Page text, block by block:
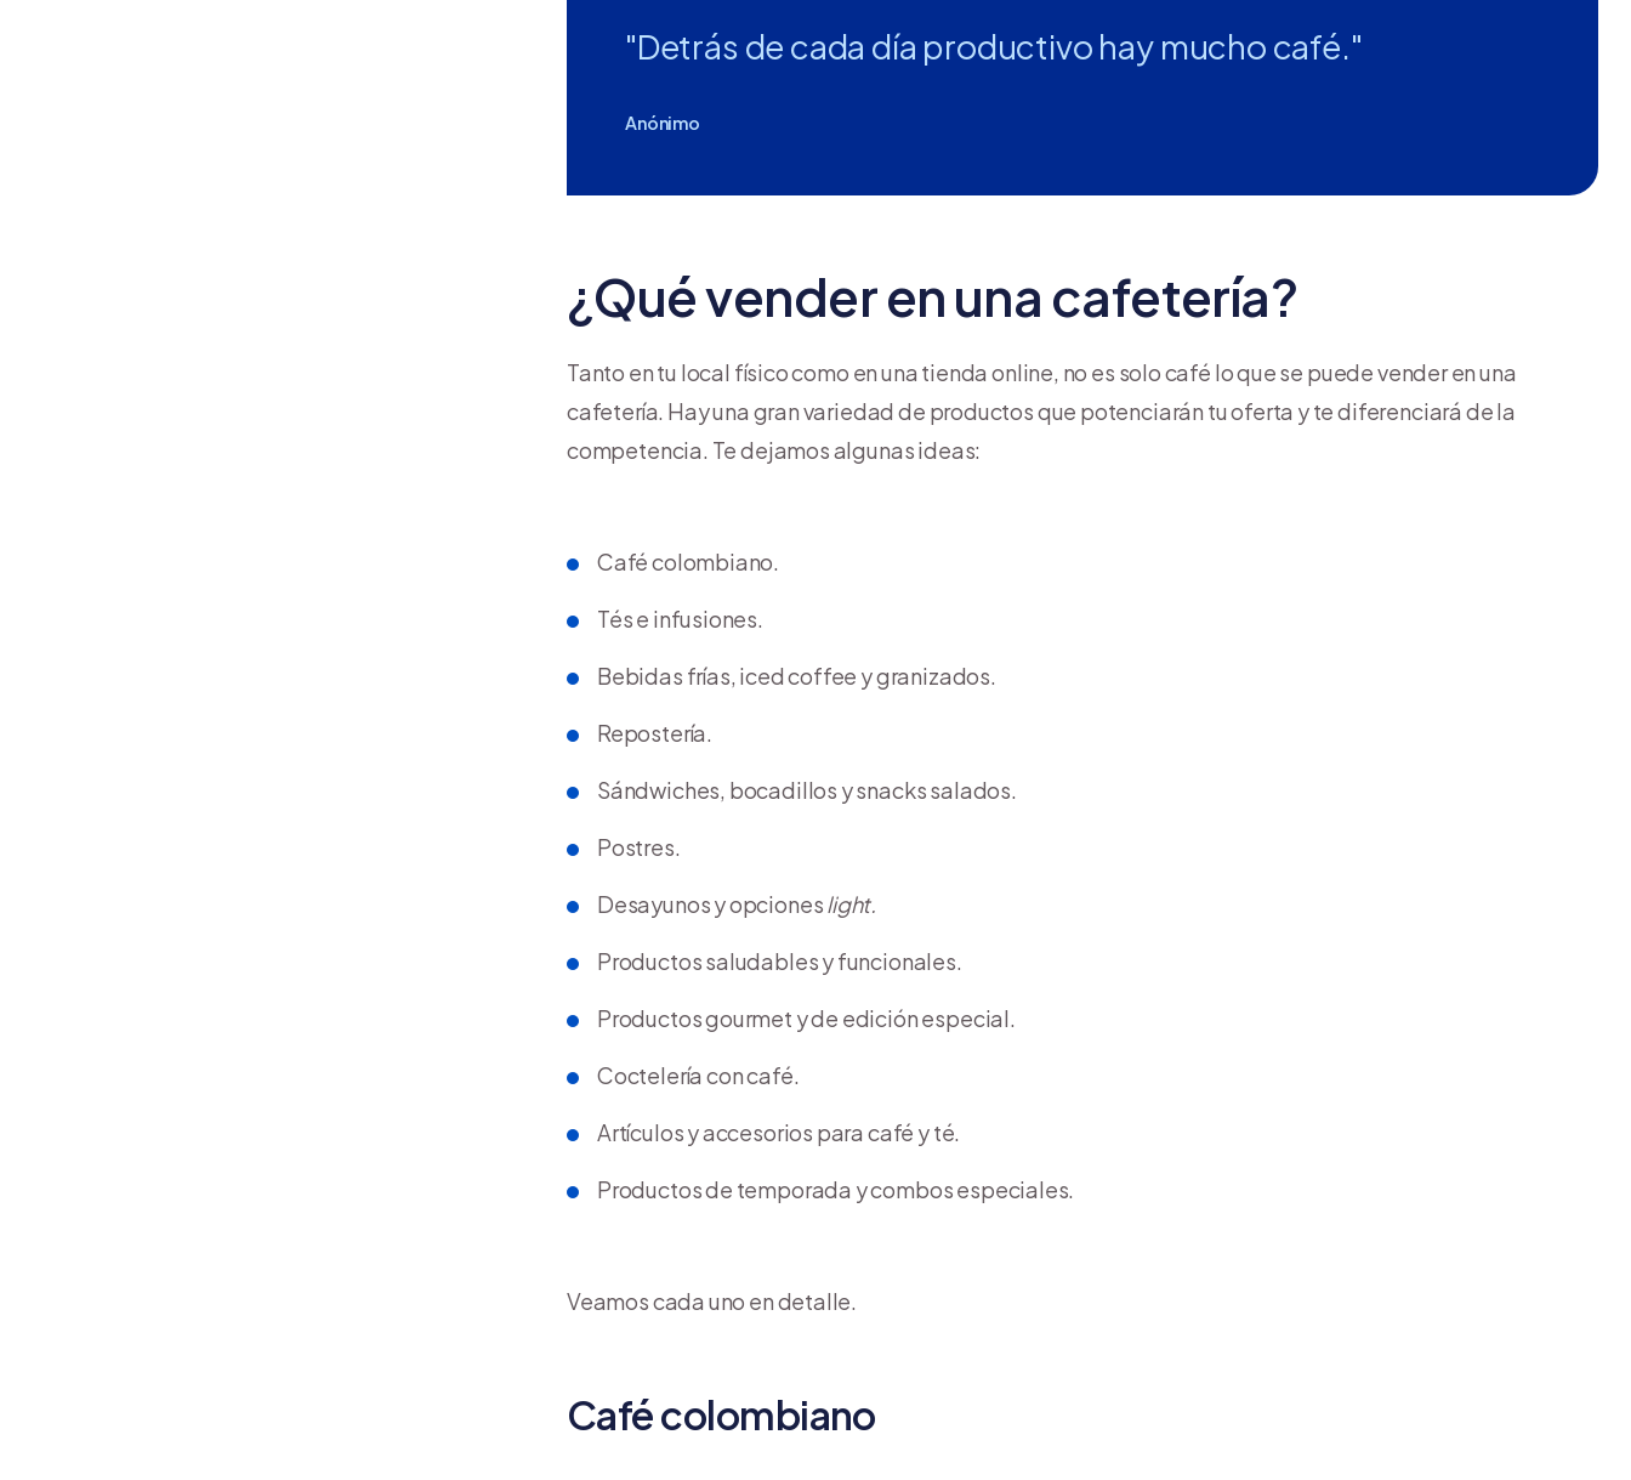
"Detrás de cada día productivo hay mucho café."
Anónimo
¿Qué vender en una cafetería?
Tanto en tu local físico como en una tienda online, no es solo café lo que se puede vender en una
cafetería. Hay una gran variedad de productos que potenciarán tu oferta y te diferenciará de la
competencia. Te dejamos algunas ideas:
Café colombiano.
Tés e infusiones.
Bebidas frías, iced coffee y granizados.
Repostería.
Sándwiches, bocadillos y snacks salados.
Postres.
Desayunos y opcioneslight.
Productos saludables y funcionales.
Productos gourmet y de edición especial.
Coctelería con café.
Artículos y accesorios para café y té.
Productos de temporada y combos especiales.
Veamos cada uno en detalle.
Café colombiano